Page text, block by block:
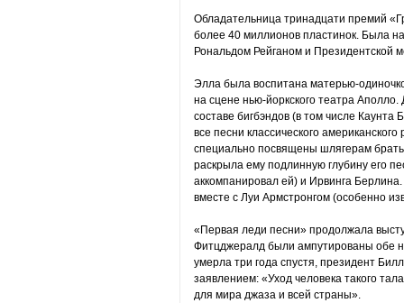
Обладательница тринадцати премий
более 40 миллионов пластинок. Была
Рональдом Рейганом и
Элла была воспитана матерью-
на сцене нью-йоркского театра
составе бигбэндов (в том числе Каунта
все песни классического
специально посвящены шлягерам
раскрыла ему подлинную глубину его
аккомпанировал ей) и Ирвинга
вместе с Луи Армстронгом (особенно
«Первая леди песни» продолжала
Фитцджералд были ампутированы обе
умерла три года спустя, президент
заявлением: «Уход человека такого
для мира джаза и всей страны».